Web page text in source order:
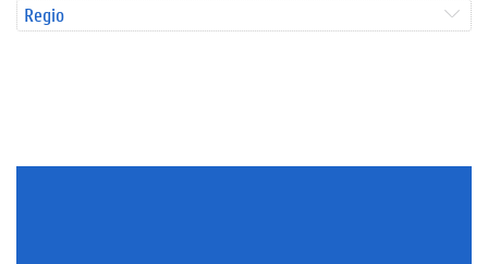
Regio